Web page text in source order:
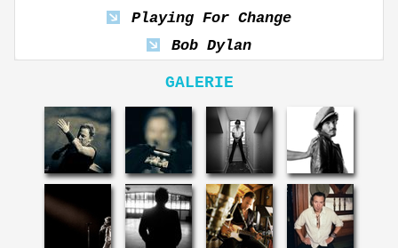
Playing For Change
Bob Dylan
GALERIE